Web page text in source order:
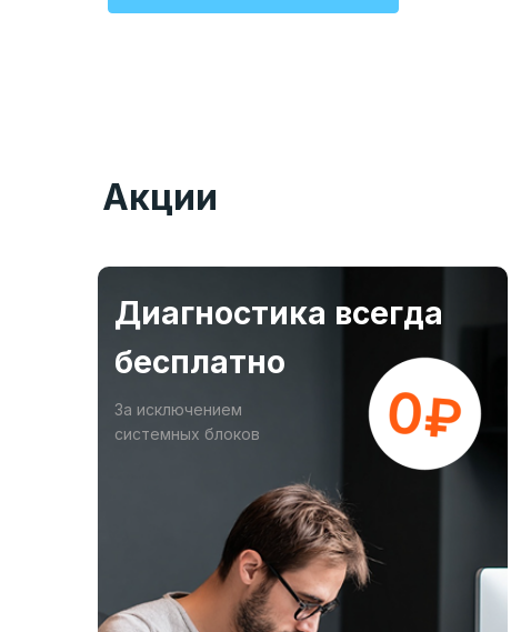
Акции
Диагностика всегда
бесплатно
За исключением
системных блоков